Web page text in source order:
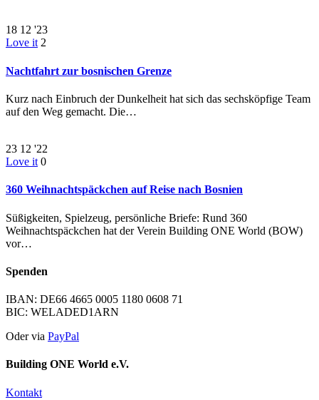
18 12 '23
Love it 2
Nachtfahrt zur bosnischen Grenze
Kurz nach Einbruch der Dunkelheit hat sich das sechsköpfige Team
auf den Weg gemacht. Die…
23 12 '22
Love it 0
360 Weihnachtspäckchen auf Reise nach Bosnien
Süßigkeiten, Spielzeug, persönliche Briefe: Rund 360
Weihnachtspäckchen hat der Verein Building ONE World (BOW)
vor…
Spenden
IBAN: DE66 4665 0005 1180 0608 71
BIC: WELADED1ARN
Oder via PayPal
Building ONE World e.V.
Kontakt